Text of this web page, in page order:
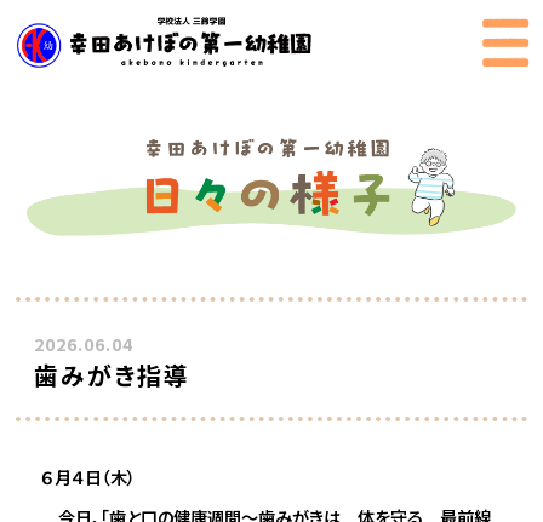
2026.06.04
歯みがき指導
６月４日（木）
今日、「歯と口の健康週間～歯みがきは 体を守る 最前線